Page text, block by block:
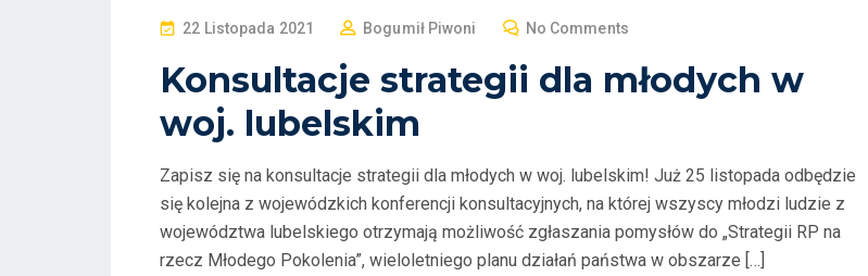
P
S
E
D
O
N
22 Listopada 2021 Bogumił Piwoni No Comments
Konsultacje strategii dla młodych w
woj. lubelskim
Zapisz się na konsultacje strategii dla młodych w woj. lubelskim! Już 25 listopada odbędzie
się kolejna z wojewódzkich konferencji konsultacyjnych, na której wszyscy młodzi ludzie z
województwa lubelskiego otrzymają możliwość zgłaszania pomysłów do „Strategii RP na
rzecz Młodego Pokolenia”, wieloletniego planu działań państwa w obszarze […]